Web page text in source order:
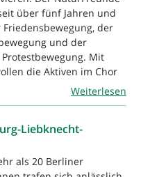
über fünf Jahren und
der
und der
Mit
die Aktiven im Chor
Weiterlesen
Liebknecht-
als 20 Berliner